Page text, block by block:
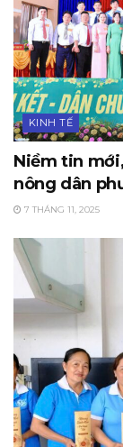
KINH TẾ
Niềm tin
nông dân
7 THÁNG 11, 2025